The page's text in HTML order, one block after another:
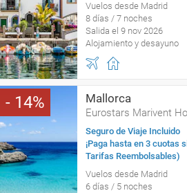
Vuelos desde Madrid
8 días / 7 noches
Salida el 9 nov 2026
Alojamiento y desayuno
14 Mallorca
Eurostars Marivent
Seguro de Viaje Incluido
¡Paga hasta en 3 cuotas
Tarifas Reembolsables)
Vuelos desde Madrid
6 días / 5 noches